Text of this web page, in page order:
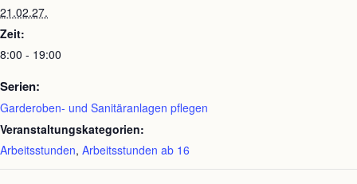
21.02.27.
Zeit:
8:00 - 19:00
Serien:
Garderoben- und Sanitäranlagen pflegen
Veranstaltungskategorien:
Arbeitsstunden, Arbeitsstunden ab 16